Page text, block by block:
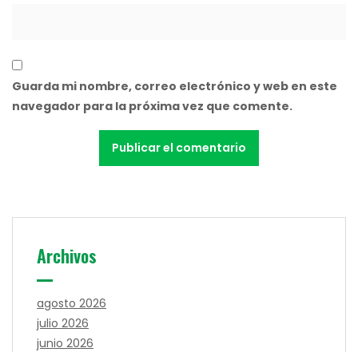
Guarda mi nombre, correo electrónico y web en este
navegador para la próxima vez que comente.
Archivos
agosto 2026
julio 2026
junio 2026